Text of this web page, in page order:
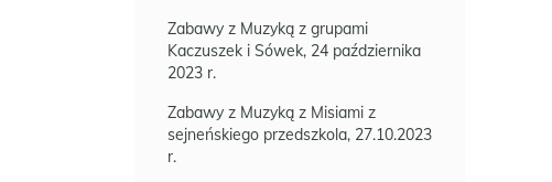
Zabawy z Muzyką z grupami
Kaczuszek i Sówek, 24 października
2023 r.
Zabawy z Muzyką z Misiami z
sejneńskiego przedszkola, 27.10.2023
r.